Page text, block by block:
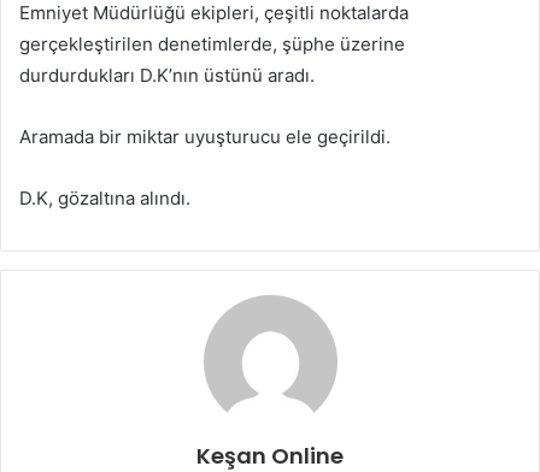
Emniyet Müdürlüğü ekipleri, çeşitli noktalarda
gerçekleştirilen denetimlerde, şüphe üzerine
durdurdukları D.K’nın üstünü aradı.
Aramada bir miktar uyuşturucu ele geçirildi.
D.K, gözaltına alındı.
Keşan Online